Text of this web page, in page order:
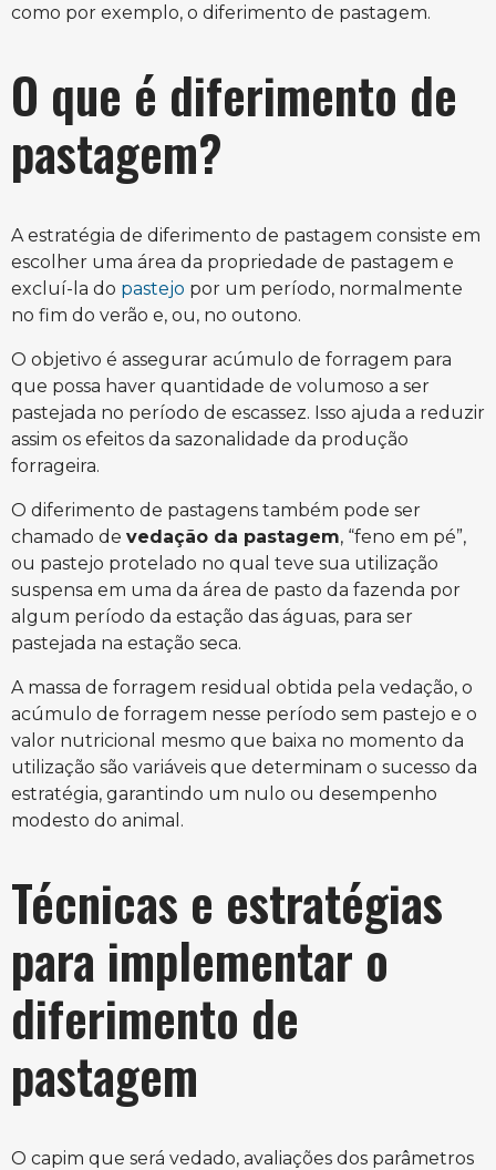
como por exemplo, o diferimento de pastagem.
O que é diferimento de
pastagem?
A estratégia de diferimento de pastagem consiste em
escolher uma área da propriedade de pastagem e
excluí-la do pastejo por um período, normalmente
no fim do verão e, ou, no outono.
O objetivo é assegurar acúmulo de forragem para
que possa haver quantidade de volumoso a ser
pastejada no período de escassez. Isso ajuda a reduzir
assim os efeitos da sazonalidade da produção
forrageira.
O diferimento de pastagens também pode ser
chamado de vedação da pastagem, “feno em pé”,
ou pastejo protelado no qual teve sua utilização
suspensa em uma da área de pasto da fazenda por
algum período da estação das águas, para ser
pastejada na estação seca.
A massa de forragem residual obtida pela vedação, o
acúmulo de forragem nesse período sem pastejo e o
valor nutricional mesmo que baixa no momento da
utilização são variáveis que determinam o sucesso da
estratégia, garantindo um nulo ou desempenho
modesto do animal.
Técnicas e estratégias
para implementar o
diferimento de
pastagem
O capim que será vedado, avaliações dos parâmetros